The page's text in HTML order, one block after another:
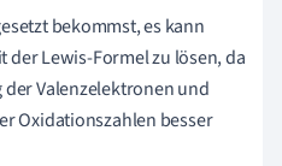
bekommst, es kann
der Lewis-Formel zu lösen, da
der Valenzelektronen und
Oxidationszahlen besser